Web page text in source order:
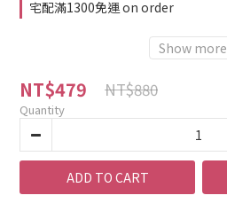
宅配滿1300免運 on order
Show more
NT$479 NT$880
Quantity
ADD TO CART